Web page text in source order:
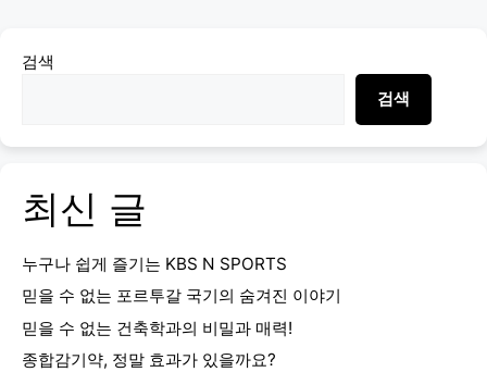
검색
검색
최신 글
누구나 쉽게 즐기는 KBS N SPORTS
믿을 수 없는 포르투갈 국기의 숨겨진 이야기
믿을 수 없는 건축학과의 비밀과 매력!
종합감기약, 정말 효과가 있을까요?